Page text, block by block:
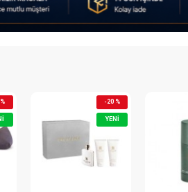
YENI
-13 %